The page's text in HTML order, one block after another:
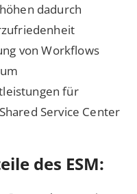
dadurch
von Workflows
für
Service Center
des ESM: